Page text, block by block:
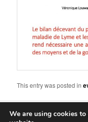
This entry was posted in
We are using cookies